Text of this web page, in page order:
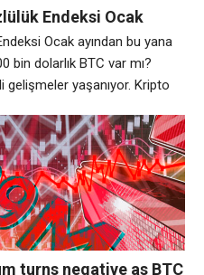
Endeksi Ocak
hale geldi: Sırada
Ocak ayından bu yana
bin dolarlık BTC var mı?
gelişmeler yaşanıyor. Kripto
ölçüldü. Bu değişim,
108 günlük süreyi
turns negative as BTC